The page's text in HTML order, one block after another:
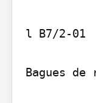
l B7/2-01
Bagues de